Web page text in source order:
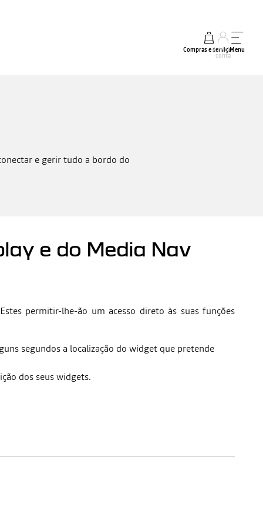
Compras e serviços
A minha
conta
Menu
e gerir tudo a bordo do
e do Media Nav
permitir-lhe-ão um acesso direto às suas funções
segundos a localização do widget que pretende
dos seus widgets.